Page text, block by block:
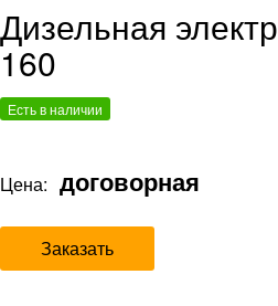
Дизельная
160
Есть в наличии
Цена: договорная
Заказать